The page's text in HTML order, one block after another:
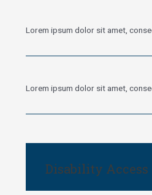
Lorem ipsum dolor sit amet,
Lorem ipsum dolor sit amet,
Disability Access